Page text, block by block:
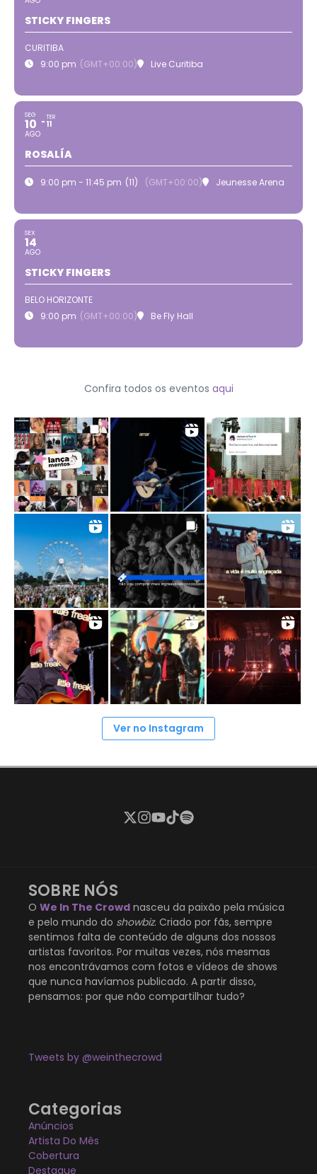
STICKY FINGERS
CURITIBA
9:00 pm (GMT+00:00) Live Curitiba
SEG
10
AGO
TER
11
ROSALÍA
9:00 pm - 11:45 pm (11) (GMT+00:00) Jeunesse Arena
SEX
14
AGO
STICKY FINGERS
BELO HORIZONTE
9:00 pm (GMT+00:00) Be Fly Hall
Confira todos os eventos aqui
Ver no Instagram
SOBRE NÓS
O We In The Crowd nasceu da paixão pela música
e pelo mundo do showbiz. Criado por fãs, sempre
sentimos falta de conteúdo de alguns dos nossos
artistas favoritos. Por muitas vezes, nós mesmas
nos encontrávamos com fotos e vídeos de shows
que nunca havíamos publicado. A partir disso,
pensamos: por que não compartilhar tudo?
Tweets by @weinthecrowd
Categorias
Anúncios
Artista Do Mês
Cobertura
Destaque